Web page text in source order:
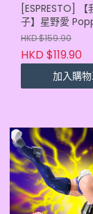
[ESPRESTO]
子】星野愛
Heart
HKD $159.90
HKD $119.90
加入購